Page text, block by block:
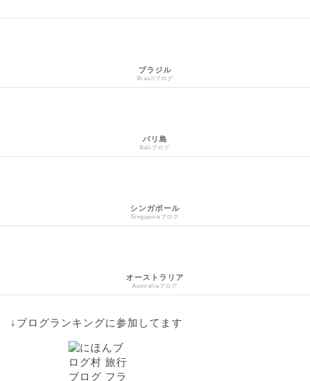
ブラジル
Brazilブログ
バリ島
Baliブログ
シンガポール
Singaporeブログ
オーストラリア
Australiaブログ
↓ブログランキングに参加してます